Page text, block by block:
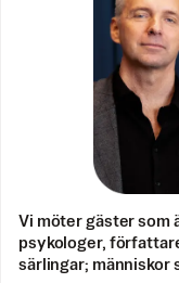
Vi möter gäster som
psykologer,
särlingar; människor